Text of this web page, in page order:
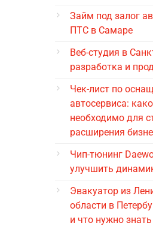
Займ под залог
ПТС в Самаре
Веб-студия в
разработка и
Чек-лист по
автосервиса:
необходимо для
расширения
Чип-тюнинг
улучшить
Эвакуатор из
области в
и что нужно знать